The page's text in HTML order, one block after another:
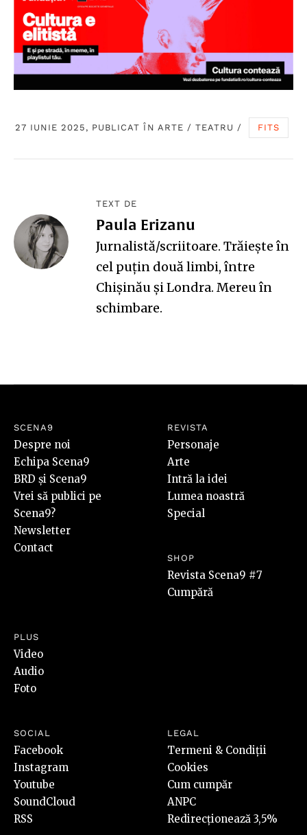
27 IUNIE 2025, PUBLICAT ÎN ARTE / TEATRU / FITS
TEXT DE
Paula Erizanu
Jurnalistă/scriitoare. Trăiește în
cel puțin două limbi, între
Chișinău și Londra. Mereu în
schimbare.
SCENA9
Despre noi
Echipa Scena9
BRD și Scena9
Vrei să publici pe
Scena9?
Newsletter
Contact
REVISTA
Personaje
Arte
Intră la idei
Lumea noastră
Special
SHOP
Revista Scena9 #7
Cumpără
PLUS
Video
Audio
Foto
SOCIAL
Facebook
Instagram
Youtube
SoundCloud
RSS
LEGAL
Termeni & Condiții
Cookies
Cum cumpăr
ANPC
Redirecționează 3,5%